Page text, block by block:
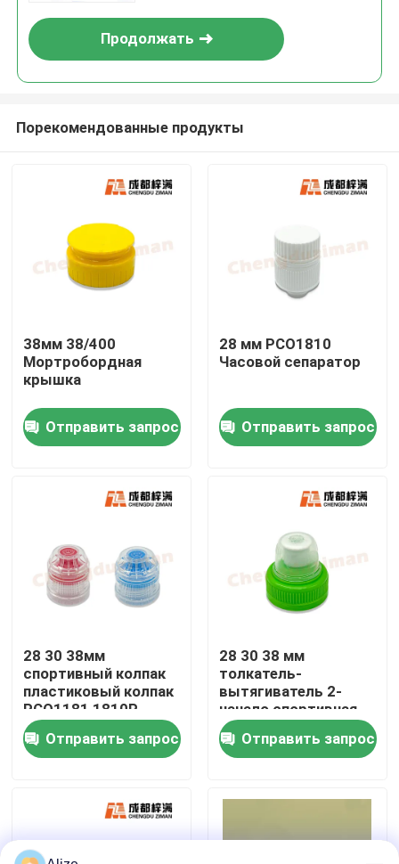
Дом
Путешествие фабрики
Свяжитесь мы
Новости
Алюминиевая упаковка напитка
Продолжать
Порекомендованные продукты
38мм 38/400
Мортробордная
крышка
Отправить запрос
28 мм PCO1810
Часовой сепаратор
Отправить запрос
28 30 38мм
спортивный колпак
пластиковый колпак
PCO1181 1810P
Отправить запрос
28 30 38 мм
толкатель-
вытягиватель 2-
начало спортивная
капсула пластиковая
капсула
Отправить запрос